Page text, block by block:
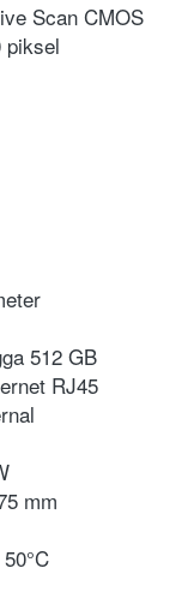
Scan CMOS
piksel
512 GB
RJ45
mm